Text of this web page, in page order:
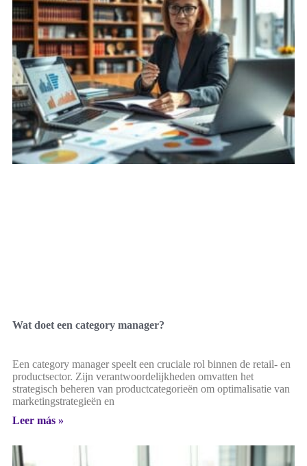
Wat doet een category manager?
Een category manager speelt een cruciale rol binnen de retail- en
productsector. Zijn verantwoordelijkheden omvatten het
strategisch beheren van productcategorieën om optimalisatie van
marketingstrategieën en
Leer más »